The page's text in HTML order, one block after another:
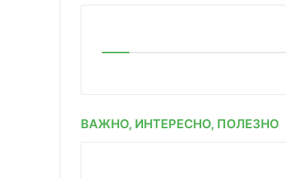
ВАЖНО, ИНТЕРЕСНО, ПОЛЕЗНО